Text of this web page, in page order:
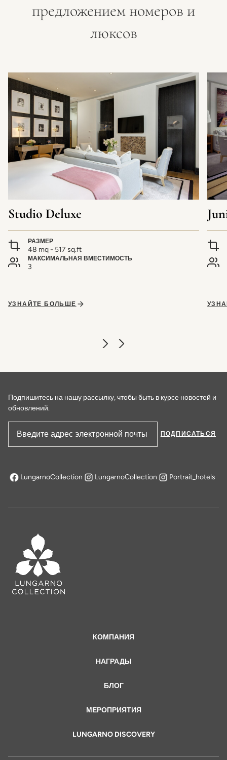
предложением номеров и
люксов
Studio Deluxe
РАЗМЕР
48 mq - 517 sq.ft
МАКСИМАЛЬНАЯ ВМЕСТИМОСТЬ
3
УЗНАЙТЕ БОЛЬШЕ
КОМПАНИЯ
НАГРАДЫ
БЛОГ
МЕРОПРИЯТИЯ
LUNGARNO DISCOVERY
Подпишитесь на нашу рассылку, чтобы быть в курсе новостей и
обновлений.
Адрес электронной почты
ПОДПИСАТЬСЯ
LungarnoCollection
открывается в новой вкладке
LungarnoCollection Portrait_hotels